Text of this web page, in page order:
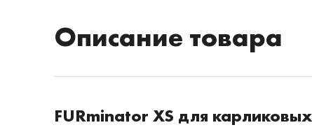
Описание товара
FURminator XS для